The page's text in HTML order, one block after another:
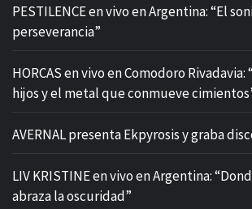
PESTILENCE en vivo en Argentina: “El
perseverancia”
HORCAS en vivo en Comodoro Rivadavia:
hijos y el metal que conmueve
AVERNAL presenta Ekpyrosis y graba
LIV KRISTINE en vivo en Argentina:
abraza la oscuridad”